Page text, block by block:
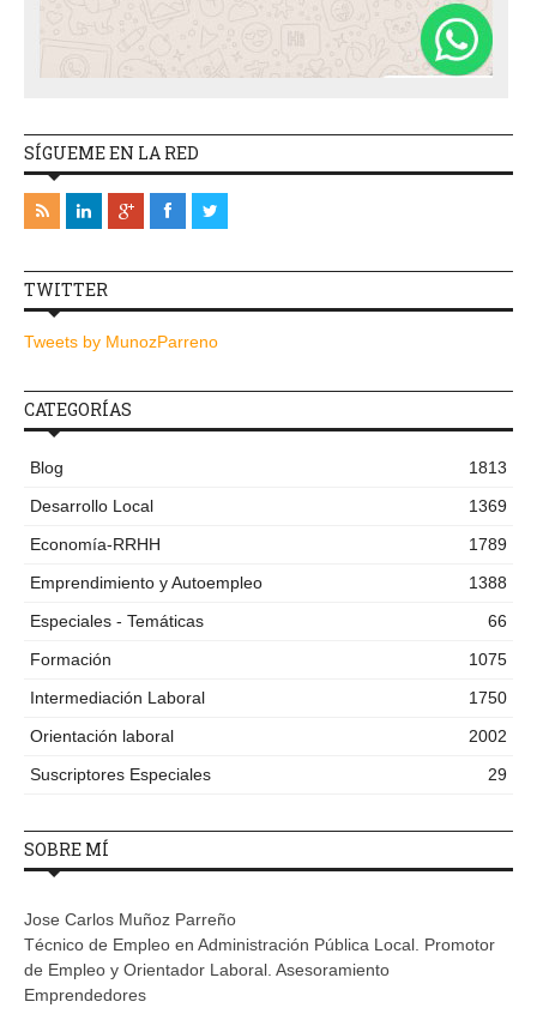
SÍGUEME EN LA RED
TWITTER
Tweets by MunozParreno
CATEGORÍAS
Blog
1813
Desarrollo Local
1369
Economía-RRHH
1789
Emprendimiento y Autoempleo
1388
Especiales - Temáticas
66
Formación
1075
Intermediación Laboral
1750
Orientación laboral
2002
Suscriptores Especiales
29
SOBRE MÍ
Jose Carlos Muñoz Parreño
Técnico de Empleo en Administración Pública Local. Promotor
de Empleo y Orientador Laboral. Asesoramiento
Emprendedores